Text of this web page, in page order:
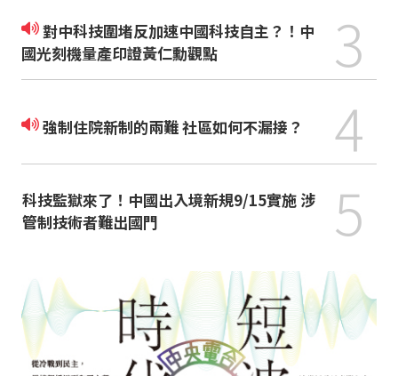
對中科技圍堵反加速中國科技自主？！中
國光刻機量產印證黃仁勳觀點
3
強制住院新制的兩難 社區如何不漏接？ 4
科技監獄來了！中國出入境新規9/15實施 涉
管制技術者難出國門
5